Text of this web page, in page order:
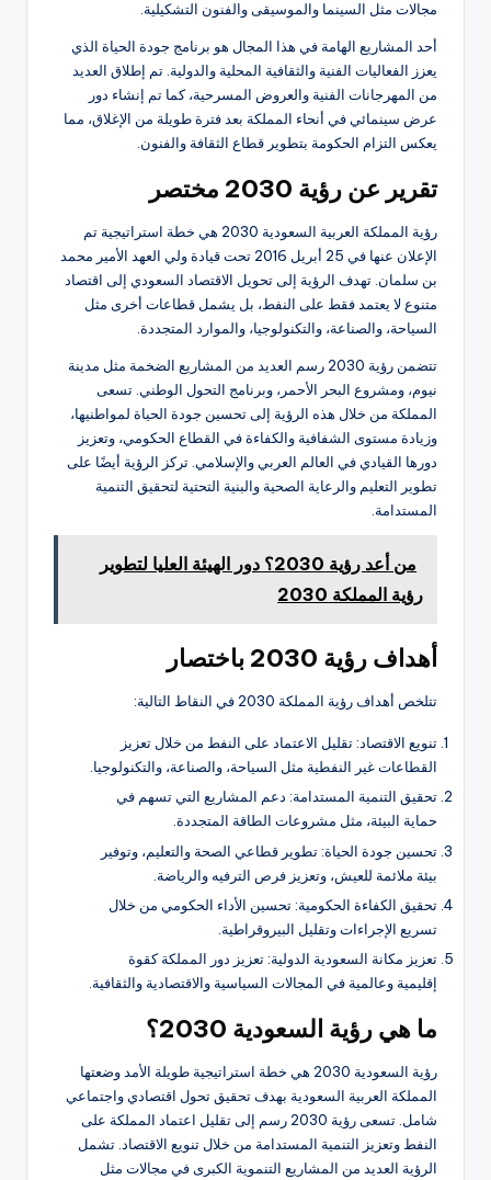
مجالات مثل السينما والموسيقى والفنون التشكيلية.
أحد المشاريع الهامة في هذا المجال هو برنامج جودة الحياة الذي
يعزز الفعاليات الفنية والثقافية المحلية والدولية. تم إطلاق العديد
من المهرجانات الفنية والعروض المسرحية، كما تم إنشاء دور
عرض سينمائي في أنحاء المملكة بعد فترة طويلة من الإغلاق، مما
يعكس التزام الحكومة بتطوير قطاع الثقافة والفنون.
تقرير عن رؤية 2030 مختصر
رؤية المملكة العربية السعودية 2030 هي خطة استراتيجية تم
الإعلان عنها في 25 أبريل 2016 تحت قيادة ولي العهد الأمير محمد
بن سلمان. تهدف الرؤية إلى تحويل الاقتصاد السعودي إلى اقتصاد
متنوع لا يعتمد فقط على النفط، بل يشمل قطاعات أخرى مثل
السياحة، والصناعة، والتكنولوجيا، والموارد المتجددة.
تتضمن رؤية 2030 رسم العديد من المشاريع الضخمة مثل مدينة
نيوم، ومشروع البحر الأحمر، وبرنامج التحول الوطني. تسعى
المملكة من خلال هذه الرؤية إلى تحسين جودة الحياة لمواطنيها،
وزيادة مستوى الشفافية والكفاءة في القطاع الحكومي، وتعزيز
دورها القيادي في العالم العربي والإسلامي. تركز الرؤية أيضًا على
تطوير التعليم والرعاية الصحية والبنية التحتية لتحقيق التنمية
المستدامة.
من أعد رؤية 2030؟ دور الهيئة العليا لتطوير
رؤية المملكة 2030
أهداف رؤية 2030 باختصار
تتلخص أهداف رؤية المملكة 2030 في النقاط التالية:
تنويع الاقتصاد: تقليل الاعتماد على النفط من خلال تعزيز
القطاعات غير النفطية مثل السياحة، والصناعة، والتكنولوجيا.
تحقيق التنمية المستدامة: دعم المشاريع التي تسهم في
حماية البيئة، مثل مشروعات الطاقة المتجددة.
تحسين جودة الحياة: تطوير قطاعي الصحة والتعليم، وتوفير
بيئة ملائمة للعيش، وتعزيز فرص الترفيه والرياضة.
تحقيق الكفاءة الحكومية: تحسين الأداء الحكومي من خلال
تسريع الإجراءات وتقليل البيروقراطية.
تعزيز مكانة السعودية الدولية: تعزيز دور المملكة كقوة
إقليمية وعالمية في المجالات السياسية والاقتصادية والثقافية.
ما هي رؤية السعودية 2030؟
رؤية السعودية 2030 هي خطة استراتيجية طويلة الأمد وضعتها
المملكة العربية السعودية بهدف تحقيق تحول اقتصادي واجتماعي
شامل. تسعى رؤية 2030 رسم إلى تقليل اعتماد المملكة على
النفط وتعزيز التنمية المستدامة من خلال تنويع الاقتصاد. تشمل
الرؤية العديد من المشاريع التنموية الكبرى في مجالات مثل